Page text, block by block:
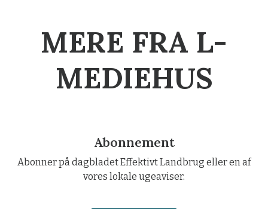
MERE FRA L-
MEDIEHUS
Abonnement
Abonner på dagbladet Effektivt Landbrug eller en af
vores lokale ugeaviser.